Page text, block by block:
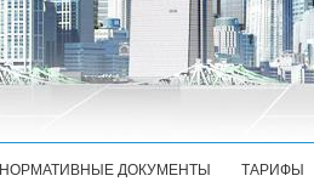
НОРМАТИВНЫЕ ДОКУМЕНТЫ ТАРИФЫ